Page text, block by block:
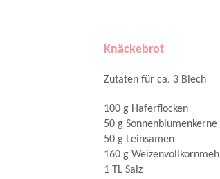
Knäckebrot
Zutaten für ca. 3 Blech
100 g Haferflocken
50 g Sonnenblumenkerne
50 g Leinsamen
160 g Weizenvollkornmehl
1 TL Salz